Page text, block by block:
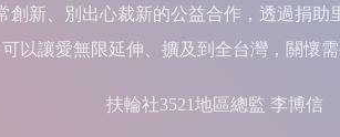
創新、別出心裁新的公益合作，透過捐助
可以讓愛無限延伸、擴及到全台灣，關懷
扶輪社3521地區總監 李博信